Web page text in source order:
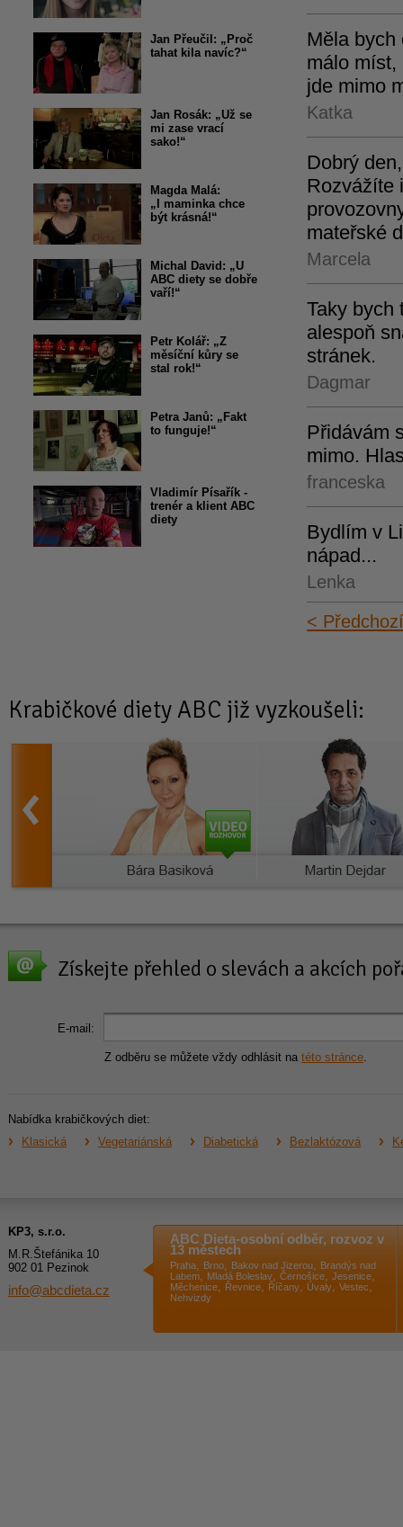
Jan Přeučil: „Proč
tahat kila navíc?“
Jan Rosák: „Už se
mi zase vrací
sako!“
Magda Malá:
„I maminka chce
být krásná!“
Michal David: „U
ABC diety se dobře
vaří!“
Petr Kolář: „Z
měsíční kůry se
stal rok!“
Petra Janů: „Fakt
to funguje!“
Vladimír Písařík -
trenér a klient ABC
diety
Měla
málo míst,
jde mimo
Katka
Dobrý
Rozvážíte
mateřské
Marcela
Taky bych
alespoň
stránek.
Dagmar
Přidávám
mimo.
franceska
Bydlím v
nápad...
Lenka
< Předchozí
Krabičkové diety ABC již vyzkoušeli:
Získejte přehled o slevách a akcích
E-mail:
Z odběru se můžete vždy odhlásit na této stránce.
Nabídka krabičkových diet:
Klasická
Vegetariánská Diabetická Bezlaktózová
KP3, s.r.o.
M.R.Štefánika 10
902 01 Pezinok
info@abcdieta.cz
ABC Dieta-osobní odběr, rozvoz v
13 městech
Praha, Brno, Bakov nad Jizerou, Brandýs nad
Labem, Mladá Boleslav, Černošice, Jesenice,
Měchenice, Řevnice, Říčany, Úvaly, Vestec,
Nehvizdy